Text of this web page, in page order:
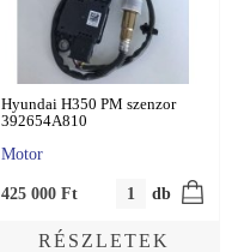
Hyundai H350 PM szenzor
392654A810
Motor
425 000 Ft db
RÉSZLETEK